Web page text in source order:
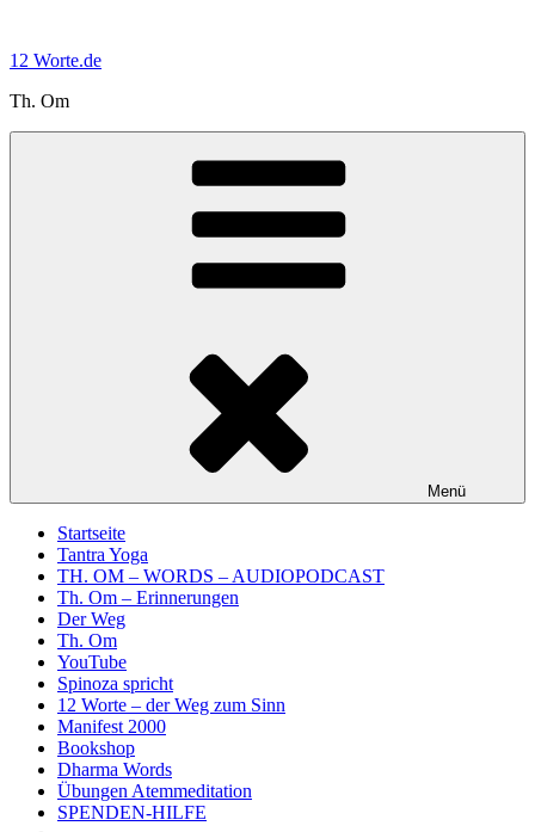
springen
12 Worte.de
Th. Om
Menü
Startseite
Tantra Yoga
TH. OM – WORDS – AUDIOPODCAST
Th. Om – Erinnerungen
Der Weg
Th. Om
YouTube
Spinoza spricht
12 Worte – der Weg zum Sinn
Manifest 2000
Bookshop
Dharma Words
Übungen Atemmeditation
SPENDEN-HILFE